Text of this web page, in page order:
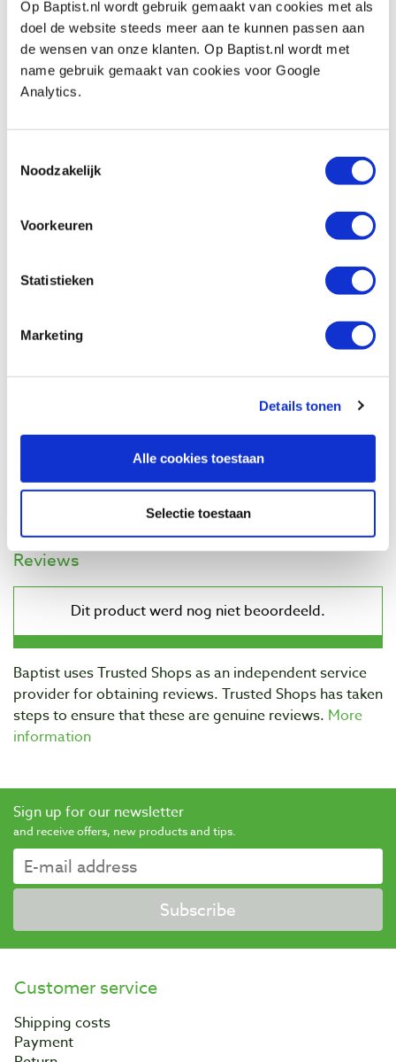
Op Baptist.nl wordt gebruik gemaakt van cookies met als
doel de website steeds meer aan te kunnen passen aan
de wensen van onze klanten. Op Baptist.nl wordt met
name gebruik gemaakt van cookies voor Google
Analytics.
Noodzakelijk
Voorkeuren
Statistieken
Marketing
Details tonen
Alle cookies toestaan
Selectie toestaan
Bekijk hier een demonstratie video:
€ 61,61 excl. VAT
In stock
Compare
Reviews
Baptist uses Trusted Shops as an independent service
provider for obtaining reviews. Trusted Shops has taken
steps to ensure that these are genuine reviews. More
information
Sign up for our newsletter
and receive offers, new products and tips.
Subscribe
Customer service
Shipping costs
Payment